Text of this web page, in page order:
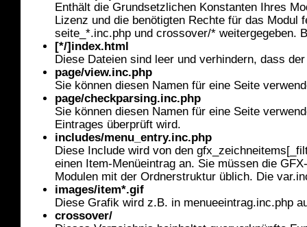
Enthält die Grundsetzlichen Konstanten Ihres
Lizenz und die benötigten Rechte für das
seite_*.inc.php und crossover/* weitergegeben.
[*/]index.html
Diese Dateien sind leer und verhindern, dass
page/view.inc.php
Sie können diesen Namen für eine Seite
page/checkparsing.inc.php
Sie können diesen Namen für eine Seite
Eintrages überprüft wird.
includes/menu_entry.inc.php
Diese Include wird von den
einen Item-Menüeintrag an. Sie müssen die
Modulen mit der Ordnerstruktur üblich. Die
images/item*.gif
Diese Grafik wird z.B. in menueeintrag.inc.php
crossover/